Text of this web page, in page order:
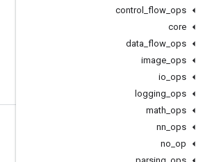
control
flow ops
core
data flow ops
image ops
io ops
logging ops
math ops
nn ops
no op
לא להתנתק